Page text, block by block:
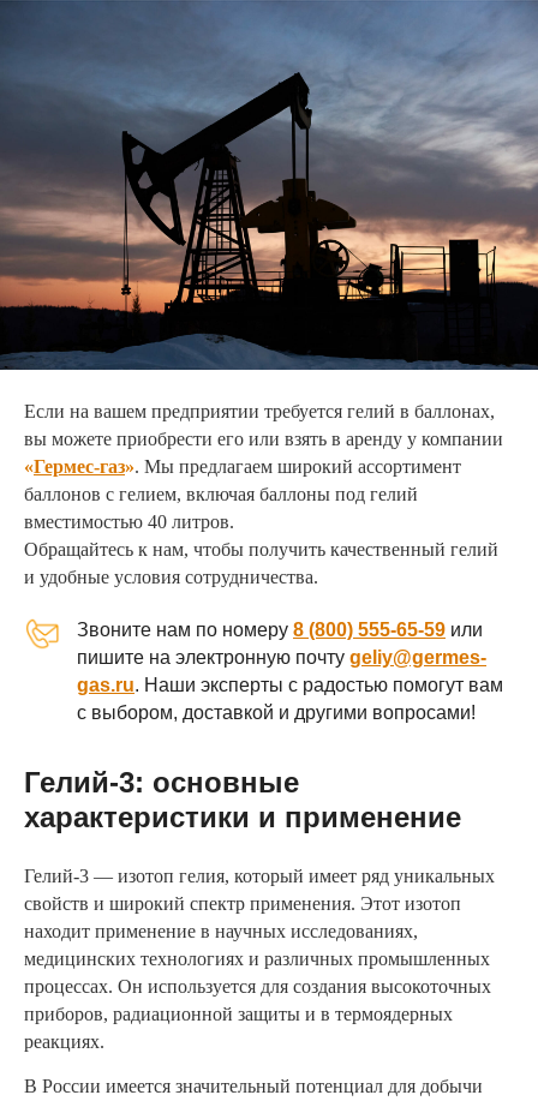
Если на вашем предприятии требуется гелий в баллонах,
вы можете приобрести его или взять в аренду у компании
«Гермес-газ». Мы предлагаем широкий ассортимент
баллонов с гелием, включая баллоны под гелий
вместимостью 40 литров.
Обращайтесь к нам, чтобы получить качественный гелий
и удобные условия сотрудничества.
Звоните нам по номеру 8 (800) 555-65-59 или
пишите на электронную почту geliy@germes-
gas.ru. Наши эксперты с радостью помогут вам
с выбором, доставкой и другими вопросами!
Гелий-3: основные
характеристики и применение
Гелий-3 — изотоп гелия, который имеет ряд уникальных
свойств и широкий спектр применения. Этот изотоп
находит применение в научных исследованиях,
медицинских технологиях и различных промышленных
процессах. Он используется для создания высокоточных
приборов, радиационной защиты и в термоядерных
реакциях.
В России имеется значительный потенциал для добычи